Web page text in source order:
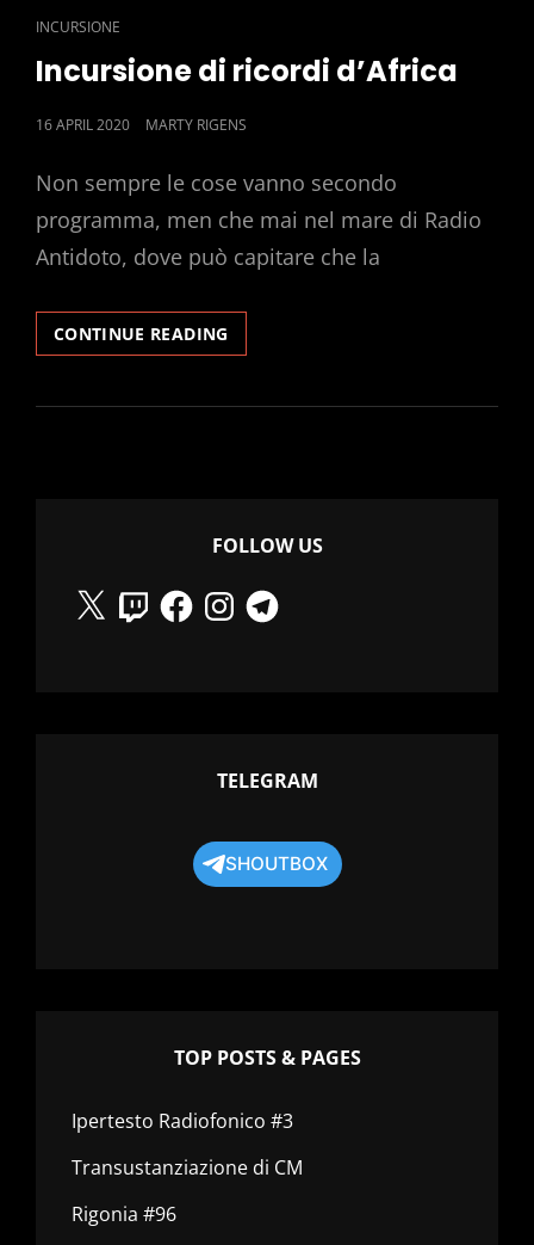
CAT
LINKS
INCURSIONE
Incursione di ricordi d’Africa
POSTED
16 APRIL 2020 MARTY RIGENS
Non sempre le cose vanno secondo
programma, men che mai nel mare di Radio
Antidoto, dove può capitare che la
CONTINUE READING
DI
D’AFRICA
FOLLOW US
X
TwitchFacebookInstagramTelegram
TELEGRAM
SHOUTBOX
TOP POSTS & PAGES
Ipertesto Radiofonico #3
Transustanziazione di CM
Rigonia #96